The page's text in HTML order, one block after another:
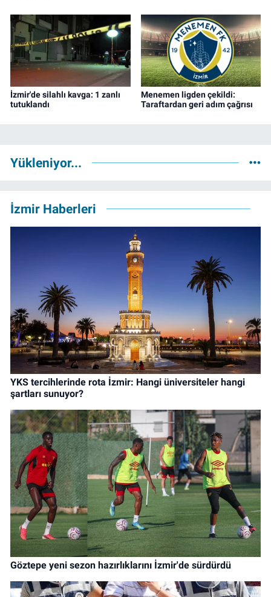
İzmir'de silahlı kavga: 1 zanlı
tutuklandı
Menemen ligden çekildi:
Taraftardan geri adım çağrısı
Yükleniyor...
İzmir Haberleri
YKS tercihlerinde rota İzmir: Hangi üniversiteler hangi
şartları sunuyor?
Göztepe yeni sezon hazırlıklarını İzmir'de sürdürdü